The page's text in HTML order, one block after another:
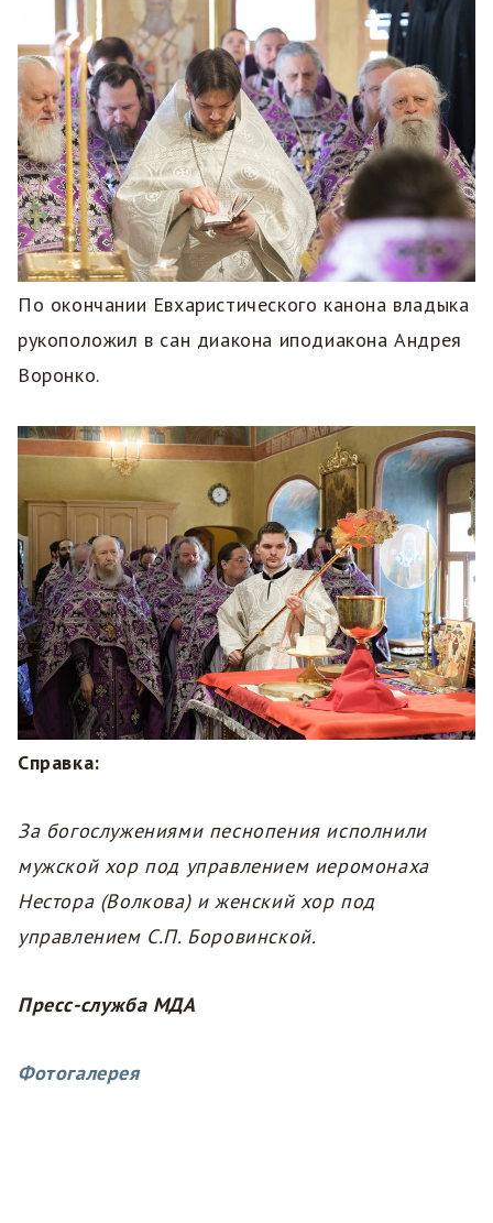
По окончании Евхаристического канона владыка
рукоположил в сан диакона иподиакона Андрея
Воронко.
Справка:
За богослужениями песнопения исполнили
мужской хор под управлением иеромонаха
Нестора (Волкова) и женский хор под
управлением С.П. Боровинской.
Пресс-служба МДА
Фотогалерея